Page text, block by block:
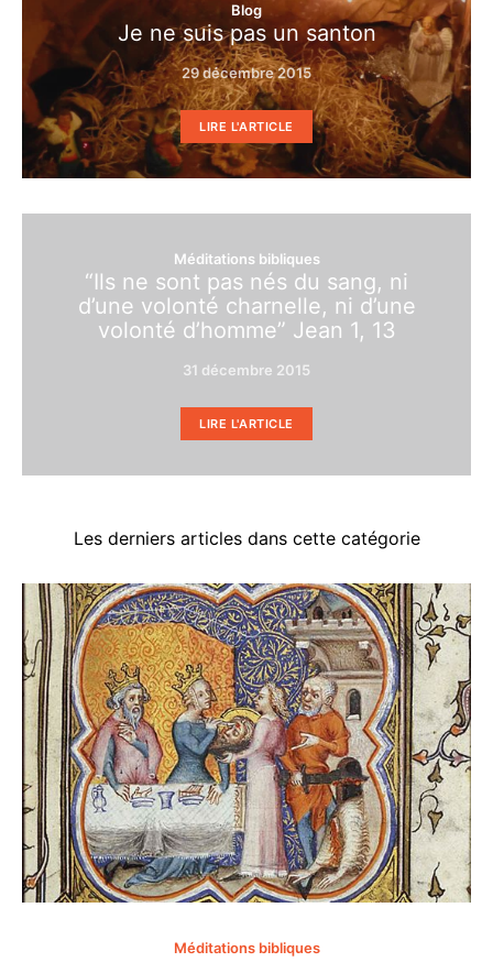
Blog
Je ne suis pas un santon
29 décembre 2015
LIRE L'ARTICLE
Méditations bibliques
“Ils ne sont pas nés du sang, ni
d’une volonté charnelle, ni d’une
volonté d’homme” Jean 1, 13
31 décembre 2015
LIRE L'ARTICLE
Les derniers articles dans cette catégorie
Méditations bibliques